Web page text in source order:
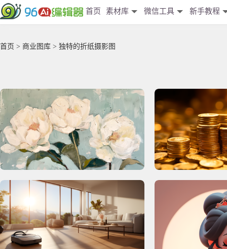
首页 素材库 微信工具 新手教程
首页 > 商业图库 > 独特的折纸摄影图